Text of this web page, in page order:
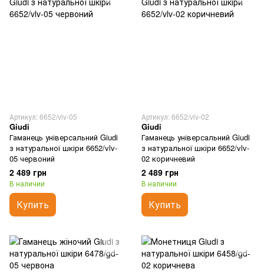
Артикул: 6652/vlv-05
Giudi
Гаманець універсальний Giudi
з натуральної шкіри 6652/vlv-
05 червоний
2 489 грн
В наличии
Купить
Артикул: 6652/vlv-02
Giudi
Гаманець універсальний Giudi
з натуральної шкіри 6652/vlv-
02 коричневий
2 489 грн
В наличии
Купить